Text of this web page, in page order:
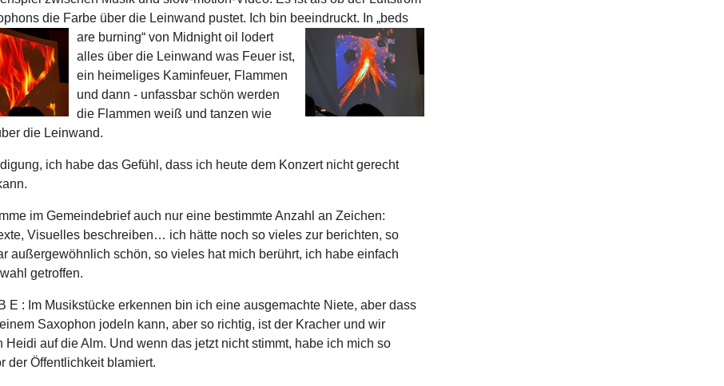
die Farbe über die Leinwand pustet. Ich bin beeindruckt. In „beds
are burning“ von Midnight oil lodert
alles über die Leinwand was Feuer ist,
ein heimeliges Kaminfeuer, Flammen
und dann - unfassbar schön werden
die Flammen weiß und tanzen wie
die Leinwand.
ich habe das Gefühl, dass ich heute dem Konzert nicht gerecht
im Gemeindebrief auch nur eine bestimmte Anzahl an Zeichen:
Visuelles beschreiben… ich hätte noch so vieles zur berichten, so
außergewöhnlich schön, so vieles hat mich berührt, ich habe einfach
getroffen.
E : Im Musikstücke erkennen bin ich eine ausgemachte Niete, aber dass
Saxophon jodeln kann, aber so richtig, ist der Kracher und wir
Heidi auf die Alm. Und wenn das jetzt nicht stimmt, habe ich mich so
der Öffentlichkeit blamiert.